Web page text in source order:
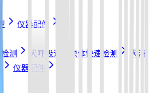
仪器配件
测
犬呼吸道病原体快速检测
犬消
仪器配件